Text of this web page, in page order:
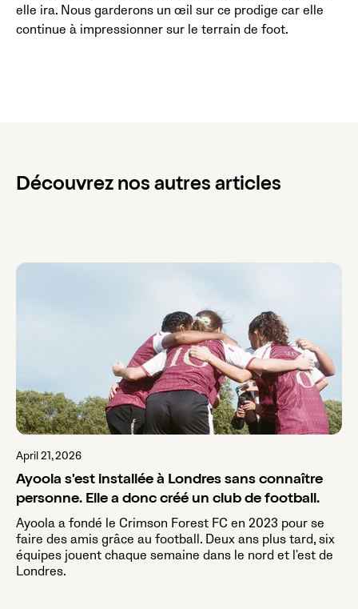
elle ira. Nous garderons un œil sur ce prodige car elle
continue à impressionner sur le terrain de foot.
Découvrez nos autres articles
April 21, 2026
Ayoola s'est installée à Londres sans connaître
personne. Elle a donc créé un club de football.
Ayoola a fondé le Crimson Forest FC en 2023 pour se
faire des amis grâce au football. Deux ans plus tard, six
équipes jouent chaque semaine dans le nord et l'est de
Londres.